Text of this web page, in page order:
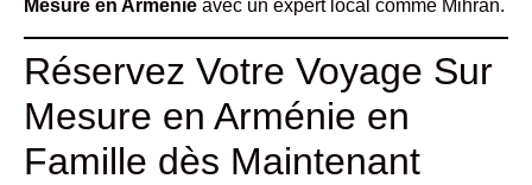
Mesure en Arménie avec un expert local comme Mihran.
Réservez Votre Voyage Sur
Mesure en Arménie en
Famille dès Maintenant